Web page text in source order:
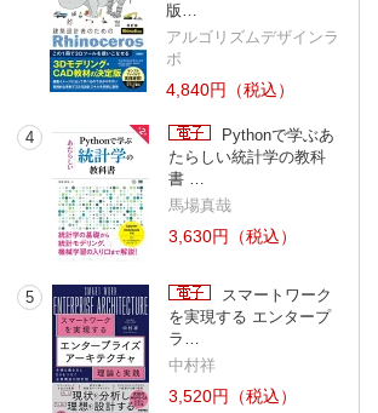
版！
/パワ
iPad仕事術！SPECIA
L 2024（最新版・手
書きツール大特
集！！）
河本亮
iPhone完全マニ
ル2026(iPhone
Pro/17 Pro Max/
版…
アルゴリズムデザインラ
ボ
4,840円（税込）
4
Pythonで学ぶあ
たらしい統計学の教科
書 …
馬場真哉
3,630円（税込）
5
スマートワーク
を実現する エンタープ
ラ…
中村祥
3,520円（税込）